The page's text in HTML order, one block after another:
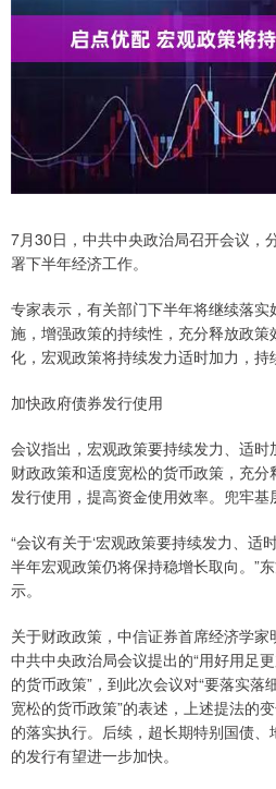
7月30日，中共中央政治局召开会议，
署下半年经济工作。
专家表示，有关部门下半年将继续落
施，增强政策的持续性，充分释放政
化，宏观政策将持续发力适时加力，持
加快政府债券发行使用
会议指出，宏观政策要持续发力、适
财政政策和适度宽松的货币政策，充
发行使用，提高资金使用效率。兜牢基
“会议有关于‘宏观政策要持续发力、适
半年宏观政策仍将保持稳增长取向。”
示。
关于财政政策，中信证券首席经济学
中共中央政治局会议提出的“用好用足
的货币政策”，到此次会议对“要落实
宽松的货币政策”的表述，上述提法的
的落实执行。后续，超长期特别国债
的发行有望进一步加快。